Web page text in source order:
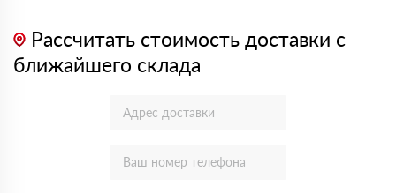
Рассчитать стоимость доставки с
ближайшего склада